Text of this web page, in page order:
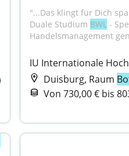
"...Das klingt für Dich
Duale Studium BWL -
Handelsmanagement
IU Internationale
Duisburg, Raum
Von 730,00 € bis